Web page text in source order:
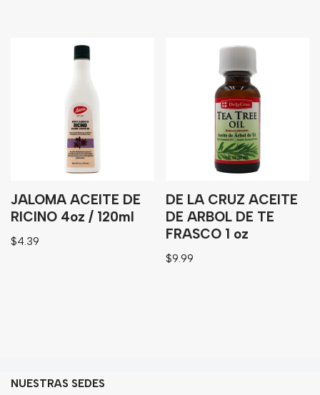
JALOMA ACEITE DE
RICINO 4oz / 120ml
$4.39
DE LA CRUZ ACEITE
DE ARBOL DE TE
FRASCO 1 oz
$9.99
NUESTRAS SEDES